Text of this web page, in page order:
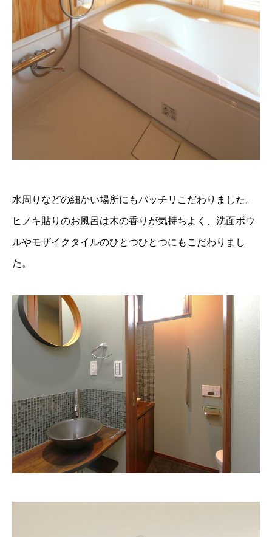
水周りなどの細かい場所にもバッチリこだわりました。
ヒノキ貼りのお風呂は木の香りが気持ちよく、洗面ボウ
ルやモザイクタイルのひとつひとつにもこだわりまし
た。